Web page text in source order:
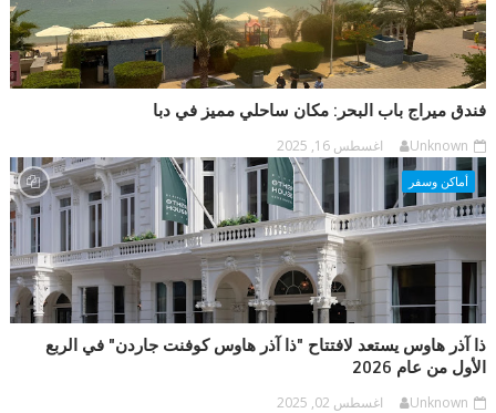
فندق ميراج باب البحر: مكان ساحلي مميز في دبا
Unknown اغسطس 16, 2025
أماكن وسفر
ذا آذر هاوس يستعد لافتتاح "ذا آذر هاوس كوفنت جاردن" في الربع
الأول من عام 2026
Unknown اغسطس 02, 2025